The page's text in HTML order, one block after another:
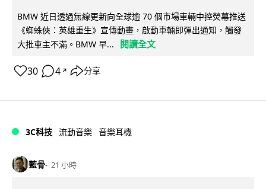
BMW 近日透過無線更新向全球逾 70 個市場車輛中控熒幕推送
《蜘蛛俠：英雄重生》宣傳動畫，啟動車輛即彈出通知，觸發
大批車主不滿。BMW 早...
閱讀全文
30 4 ↗ 分享
3C科技 流動音樂 音樂耳機
藍骨 21 小時